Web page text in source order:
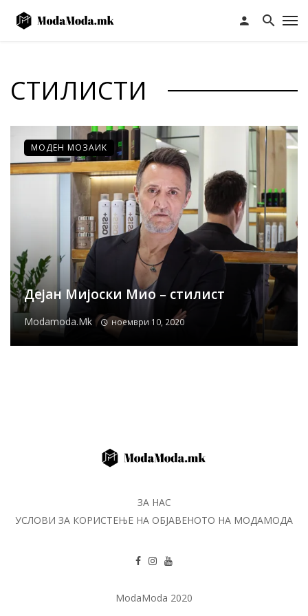
СТИЛИСТИ
Дејан Мијоски Мио – стилист
Modamoda.mk ноември 10, 2020
МОДЕН МОЗАИК
ЗА НАС
УСЛОВИ ЗА КОРИСТЕЊЕ НА ОБЈАВЕНОТО НА МОДАМОДА
ModaModa 2020